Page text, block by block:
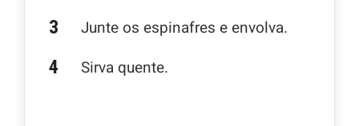
Junte os espinafres e envolva.
Sirva quente.